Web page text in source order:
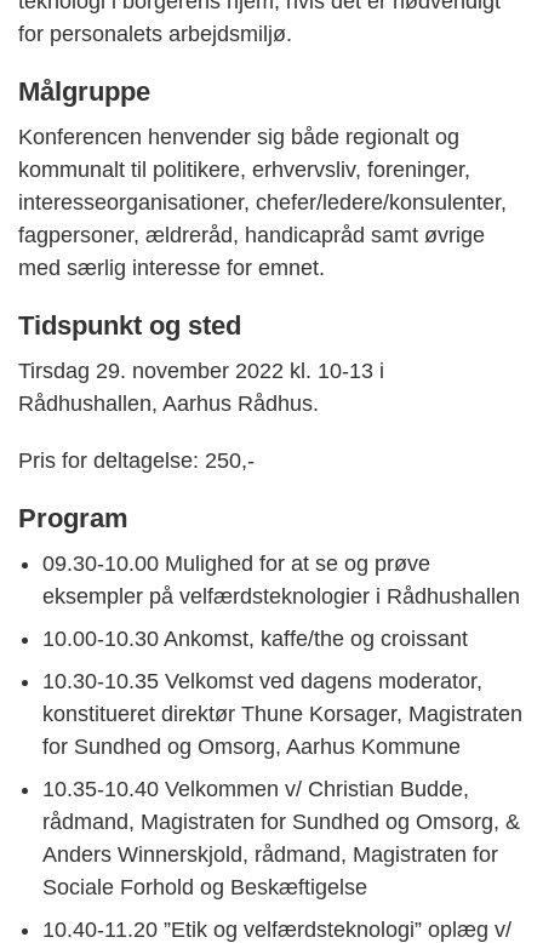
for personalets arbejdsmiljø.
Målgruppe
Konferencen henvender sig både regionalt og
kommunalt til politikere, erhvervsliv, foreninger,
interesseorganisationer, chefer/ledere/konsulenter,
fagpersoner, ældreråd, handicapråd samt øvrige
med særlig interesse for emnet.
Tidspunkt og sted
Tirsdag 29. november 2022 kl. 10-13 i
Rådhushallen, Aarhus Rådhus.
Pris for deltagelse: 250,-
Program
09.30-10.00 Mulighed for at se og prøve
eksempler på velfærdsteknologier i Rådhushallen
10.00-10.30 Ankomst, kaffe/the og croissant
10.30-10.35 Velkomst ved dagens moderator,
konstitueret direktør Thune Korsager, Magistraten
for Sundhed og Omsorg, Aarhus Kommune
10.35-10.40 Velkommen v/ Christian Budde,
rådmand, Magistraten for Sundhed og Omsorg, &
Anders Winnerskjold, rådmand, Magistraten for
Sociale Forhold og Beskæftigelse
10.40-11.20 ”Etik og velfærdsteknologi” oplæg v/